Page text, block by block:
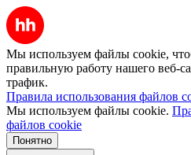
Мы используем файлы cookie,
правильную работу нашего веб-
трафик.
Правила использования файлов
Мы используем файлы cookie.
файлов cookie
Понятно